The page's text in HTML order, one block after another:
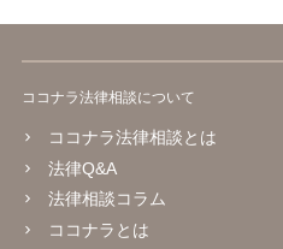
ココナラ法律相談について
ココナラ法律相談とは
法律Q&A
法律相談コラム
ココナラとは